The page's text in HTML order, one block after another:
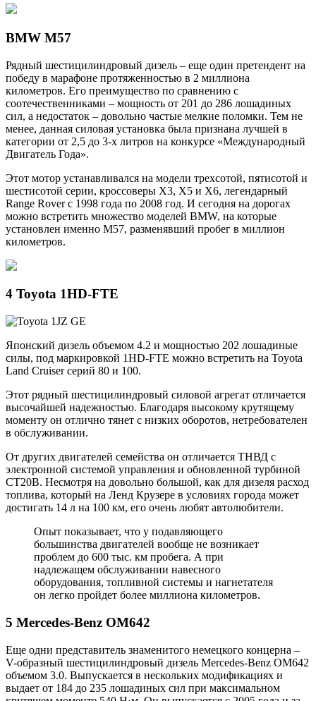
BMW M57
Рядный шестицилиндровый дизель – еще один претендент на
победу в марафоне протяженностью в 2 миллиона
километров. Его преимущество по сравнению с
соотечественниками – мощность от 201 до 286 лошадиных
сил, а недостаток – довольно частые мелкие поломки. Тем не
менее, данная силовая установка была признана лучшей в
категории от 2,5 до 3-х литров на конкурсе «Международный
Двигатель Года».
Этот мотор устанавливался на модели трехсотой, пятисотой и
шестисотой серии, кроссоверы Х3, Х5 и Х6, легендарный
Range Rover с 1998 года по 2008 год. И сегодня на дорогах
можно встретить множество моделей BMW, на которые
установлен именно М57, разменявший пробег в миллион
километров.
4 Toyota 1HD-FTE
Японский дизель объемом 4.2 и мощностью 202 лошадиные
силы, под маркировкой 1HD-FTE можно встретить на Toyota
Land Cruiser серий 80 и 100.
Этот рядный шестицилиндровый силовой агрегат отличается
высочайшей надежностью. Благодаря высокому крутящему
моменту он отлично тянет с низких оборотов, нетребователен
в обслуживании.
От других двигателей семейства он отличается ТНВД с
электронной системой управления и обновленной турбиной
СТ20В. Несмотря на довольно большой, как для дизеля расход
топлива, который на Ленд Крузере в условиях города может
достигать 14 л на 100 км, его очень любят автолюбители.
Опыт показывает, что у подавляющего
большинства двигателей вообще не возникает
проблем до 600 тыс. км пробега. А при
надлежащем обслуживании навесного
оборудования, топливной системы и нагнетателя
он легко пройдет более миллиона километров.
5 Mercedes-Benz OM642
Еще одни представитель знаменитого немецкого концерна –
V-образный шестицилиндровый дизель Mercedes-Benz OM642
объемом 3.0. Выпускается в нескольких модификациях и
выдает от 184 до 235 лошадиных сил при максимальном